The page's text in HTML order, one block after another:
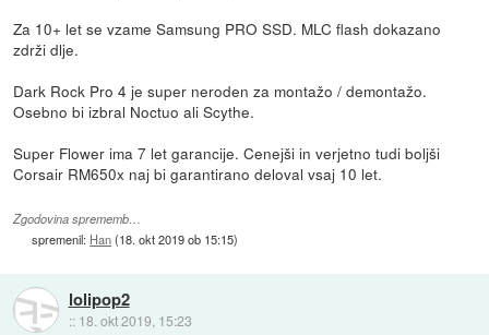
Za 10+ let se vzame Samsung PRO SSD. MLC flash dokazano
zdrži dlje.
Dark Rock Pro 4 je super neroden za montažo / demontažo.
Osebno bi izbral Noctuo ali Scythe.
Super Flower ima 7 let garancije. Cenejši in verjetno tudi boljši
Corsair RM650x naj bi garantirano deloval vsaj 10 let.
Zgodovina sprememb…
spremenil: Han(18. okt 2019 ob 15:15)
lolipop2
:: 18. okt 2019, 15:23